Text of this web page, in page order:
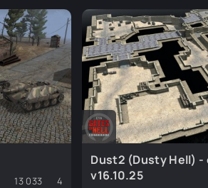
13 033 4
Dust2 (Dusty Hell) -
v16.10.25